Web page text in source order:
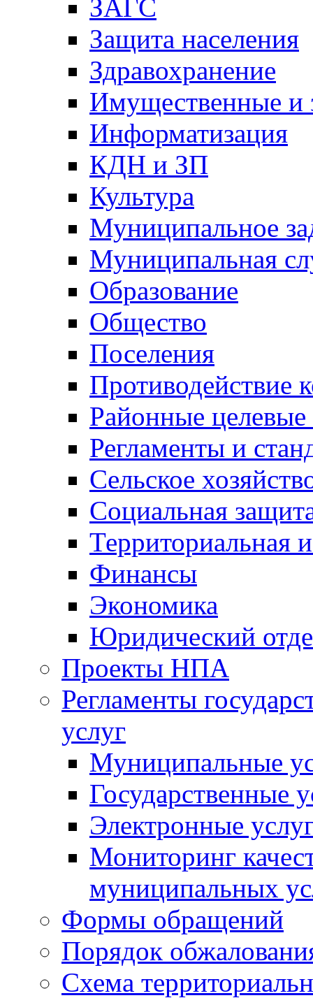
ЗАГС
Защита населения
Здравохранение
Имущественные и
Информатизация
КДН и ЗП
Культура
Муниципальное
Муниципальная
Образование
Общество
Поселения
Противодействие
Районные
Регламенты и
Сельское
Социальная
Территориальная
Финансы
Экономика
Юридический
Проекты НПА
Регламенты
услуг
Муниципальные
Государственные
Электронные
Мониторинг
муниципальных
Формы обращений
Порядок
Схема